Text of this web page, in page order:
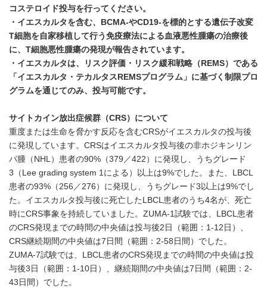
コステロイド投与を行ってください。
・イエスカルタを含む、
BCMA-やCD19-を標的とする遺伝子改変
T細胞を自家移植して行う免疫療法による血液悪性腫瘍の治療後
に、 T細胞悪性腫瘍の発現が報告されています。
・イエスカルタは、リスク評価・リスク緩和戦略（ REMS）である
「イエスカルタ・テカルタス REMSプログラム」に基づく制限プロ
グラムを通じてのみ、投与可能です。
サイトカイン放出症候群（CRS）について
重度または生命を脅かす反応を含むCRSがイエスカルタの投与後
に発現しています。CRSはイエスカルタ投与後の非ホジキンリン
パ腫（NHL）患者の90%（379／422）に発現し、うちグレード
3（Lee grading system 1による）以上は9%でした。また、LBCL
患者の93%（256／276）に発現し、うちグレード3以上は9%でし
た。イエスカルタ投与後に死亡したLBCL患者のうち4名が、死亡
時にCRS事象を持続していました。ZUMA-1試験では、LBCL患者
のCRS発現までの時間の中央値は投与後2日（範囲：1-12日）、
CRS継続期間の中央値は7日間（範囲：2-58日間）でした。
ZUMA-7試験では、LBCL患者のCRS発現までの時間の中央値は投
与後3日（範囲：1-10日）、継続期間の中央値は7日間（範囲：2-
43日間）でした。